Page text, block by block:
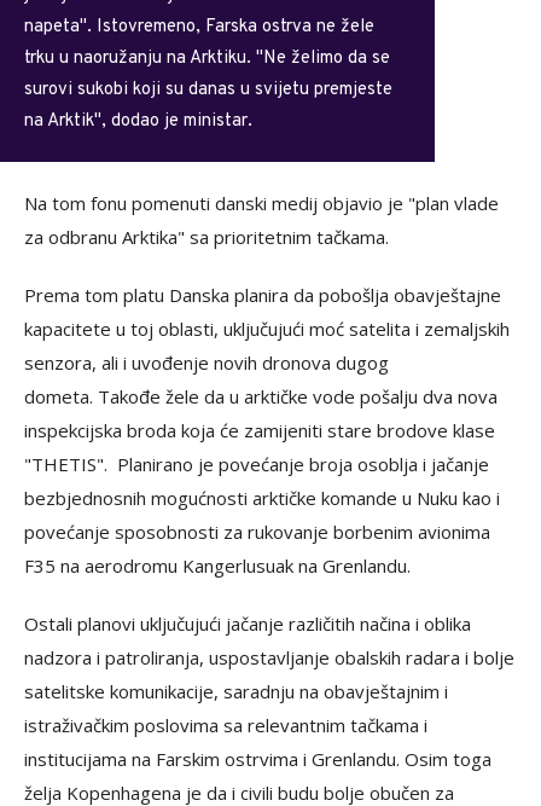
napeta". Istovremeno, Farska ostrva ne žele
trku u naoružanju na Arktiku. "Ne želimo da se
surovi sukobi koji su danas u svijetu premjeste
na Arktik", dodao je ministar.
Na tom fonu pomenuti danski medij objavio je "plan vlade
za odbranu Arktika" sa prioritetnim tačkama.
Prema tom platu Danska planira da pobošlja obavještajne
kapacitete u toj oblasti, uključujući moć satelita i zemaljskih
senzora, ali i uvođenje novih dronova dugog
dometa. Takođe žele da u arktičke vode pošalju dva nova
inspekcijska broda koja će zamijeniti stare brodove klase
"THETIS". Planirano je povećanje broja osoblja i jačanje
bezbjednosnih mogućnosti arktičke komande u Nuku kao i
povećanje sposobnosti za rukovanje borbenim avionima
F35 na aerodromu Kangerlusuak na Grenlandu.
Ostali planovi uključujući jačanje različitih načina i oblika
nadzora i patroliranja, uspostavljanje obalskih radara i bolje
satelitske komunikacije, saradnju na obavještajnim i
istraživačkim poslovima sa relevantnim tačkama i
institucijama na Farskim ostrvima i Grenlandu. Osim toga
želja Kopenhagena je da i civili budu bolje obučen za